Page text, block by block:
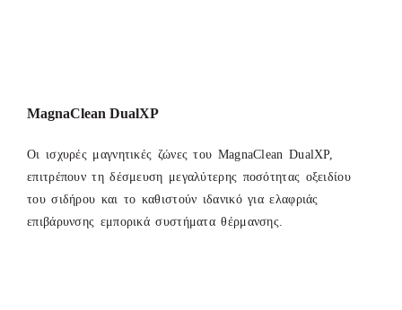
MagnaClean DualXP
Οι ισχυρές μαγνητικές ζώνες του MagnaClean DualXP,
επιτρέπουν τη δέσμευση μεγαλύτερης ποσότητας οξειδίου
του σιδήρου και το καθιστούν ιδανικό για ελαφριάς
επιβάρυνσης εμπορικά συστήματα θέρμανσης.